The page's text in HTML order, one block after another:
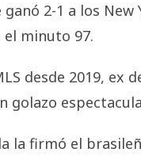
2-1 a los New
minuto 97.
desde 2019, ex
golazo
la firmó el